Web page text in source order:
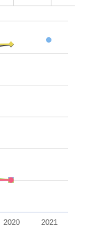
2020 2021